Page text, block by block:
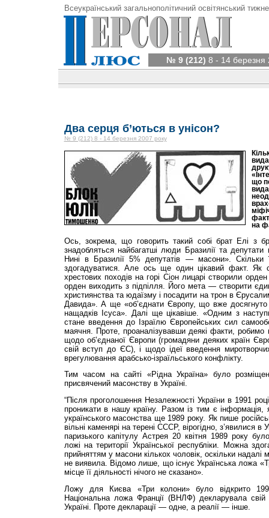
Всеукраїнський загальнополітичний освітянський
№ 9 (212) 8 - 14 березня
Два серця б’ються в унісон?
№ 9 (212) 8 - 14 березня 2007 року
що
на
Ось, зокрема, що говорить такий собі брат Елі з
знадобляться найбагатші люди Бразилії та
Нині в Бразилії 5% депутатів — масони».
здогадуватися. Але ось ще один цікавий факт. Як
хрестових походів на горі Сіон лицарі створили
орден виходить з підпілля. Його мета — створити
християнства та юдаїзму і посадити на трон в
Давида». А ще «об’єднати Європу, що вже
нащадків Ісуса». Далі ще цікавіше. «Одним з
стане введення до Ізраїлю Європейських сил
маячня. Проте, проаналізувавши деякі факти,
щодо об’єднаної Європи (громадяни деяких країн
свій вступ до ЄС), і щодо ідеї введення
врегулювання арабсько-ізраїльського конфлікту.
Тим часом на сайті «Рід­на Україна» було
присвячений масонству в Україні.
“Після проголошення Незалежності України в 1991
проникати в нашу країну. Разом із тим є інформація,
українського масонства ще 1989 року. Як пише
вільні каменярі на терені СССР, вірогідно, з’явилися в
паризького капітулу Астрея 20 квітня 1989 року
ложі на території Української республіки. Можна
прийняттям у масони кількох чоловік, оскільки надалі
не виявила. Відомо лише, що існує Українська ложа
місце її діяльності нічого не сказано».
Ложу для Києва «Три колони» було відкрито
Національна ложа Франції (ВНЛФ) декларувала
Україні. Проте декларації — одне, а реалії — інше.